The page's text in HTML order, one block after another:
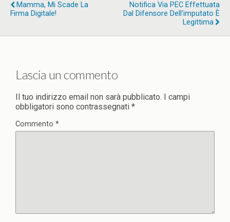
Mamma, Mi Scade La
Firma Digitale!
Notifica Via PEC Effettuata
Dal Difensore Dell’imputato È
Legittima
Lascia un commento
Il tuo indirizzo email non sarà pubblicato. I campi
obbligatori sono contrassegnati *
Commento *